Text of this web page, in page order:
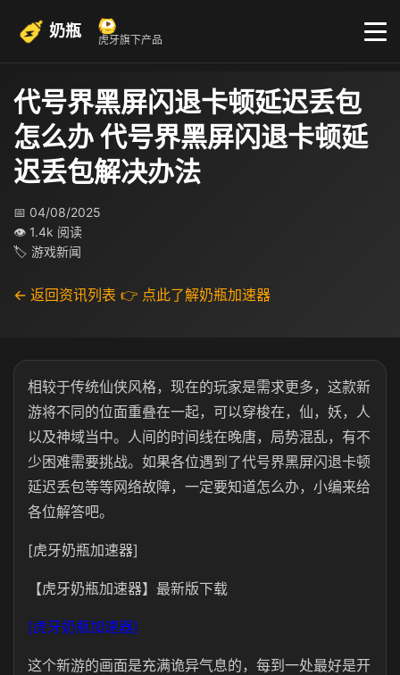
奶瓶 虎牙旗下产品
代号界黑屏闪退卡顿延迟丢包
怎么办 代号界黑屏闪退卡顿延
迟丢包解决办法
📅 04/08/2025
👁 1.4k 阅读
🏷 游戏新闻
← 返回资讯列表 👉 点此了解奶瓶加速器
相较于传统仙侠风格，现在的玩家是需求更多，这款新
游将不同的位面重叠在一起，可以穿梭在，仙，妖，人
以及神域当中。人间的时间线在晚唐，局势混乱，有不
少困难需要挑战。如果各位遇到了代号界黑屏闪退卡顿
延迟丢包等等网络故障，一定要知道怎么办，小编来给
各位解答吧。
[虎牙奶瓶加速器]
【虎牙奶瓶加速器】最新版下载
[虎牙奶瓶加速器]
这个新游的画面是充满诡异气息的，每到一处最好是开